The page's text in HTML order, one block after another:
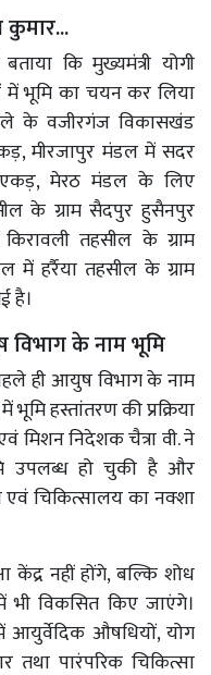
कि मुख्यमंत्री योगी
में भूमि का चयन कर लिया
के वजीरगंज विकासखंड
मीरजापुर मंडल में सदर
एकड़, मेरठ मंडल के लिए
के ग्राम सैदपुर हुसैनपुर
तहसील के ग्राम
हर्रैया तहसील के ग्राम
है।
विभाग के नाम भूमि
ही आयुष विभाग के नाम
हस्तांतरण की प्रक्रिया
निदेशक चैत्रा वी. ने
उपलब्ध हो चुकी है और
चिकित्सालय का नक्शा
केंद्र नहीं होंगे, बल्कि शोध
विकसित किए जाएंगे।
आयुर्वेदिक औषधियों, योग
तथा पारंपरिक चिकित्सा